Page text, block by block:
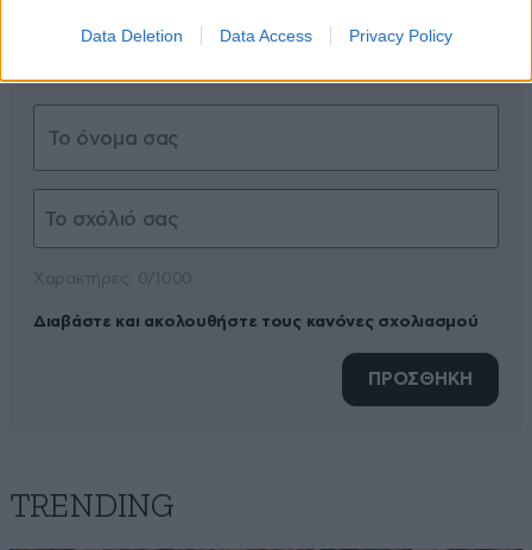
Data Deletion Data Access Privacy Policy
Διαβάστε και ακολουθήστε τους κανόνες σχολιασμού
ΠΡΟΣΘΗΚΗ
TRENDING